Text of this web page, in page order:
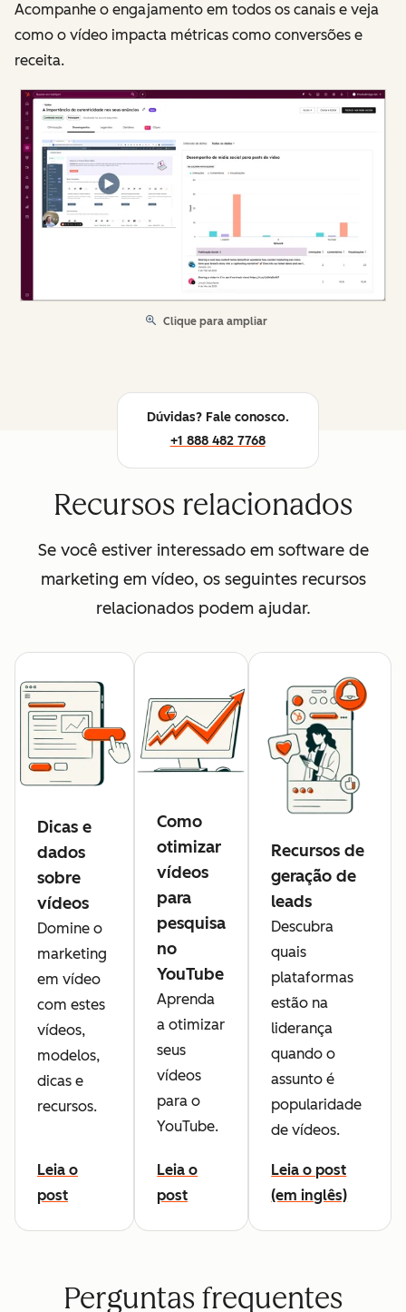
Acompanhe o engajamento em todos os canais e veja
como o vídeo impacta métricas como conversões e
receita.
Clique para ampliar
Dúvidas? Fale conosco.
+1 888 482 7768
Recursos relacionados
Se você estiver interessado em software de
marketing em vídeo, os seguintes recursos
relacionados podem ajudar.
Dicas e
dados
sobre
vídeos
Domine o
marketing
em vídeo
com estes
vídeos,
modelos,
dicas e
recursos.
Leia o
post
Como
otimizar
vídeos
para
pesquisa
no
YouTube
Aprenda
a otimizar
seus
vídeos
para o
YouTube.
Leia o
post
Recursos de
geração de
leads
Descubra
quais
plataformas
estão na
liderança
quando o
assunto é
popularidade
de vídeos.
Leia o post
(em inglês)
Perguntas frequentes